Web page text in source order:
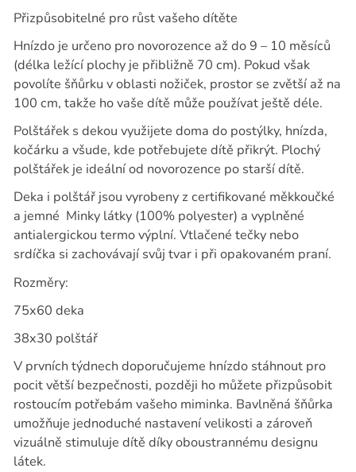
Přizpůsobitelné pro růst vašeho dítěte
Hnízdo je určeno pro novorozence až do 9 – 10 měsíců
(délka ležící plochy je přibližně 70 cm). Pokud však
povolíte šňůrku v oblasti nožiček, prostor se zvětší až na
100 cm, takže ho vaše dítě může používat ještě déle.
Polštářek s dekou využijete doma do postýlky, hnízda,
kočárku a všude, kde potřebujete dítě přikrýt. Plochý
polštářek je ideální od novorozence po starší dítě.
Deka i polštář jsou vyrobeny z certifikované měkkoučké
a jemné Minky látky (100% polyester) a vyplněné
antialergickou termo výplní. Vtlačené tečky nebo
srdíčka si zachovávají svůj tvar i při opakovaném praní.
Rozměry:
75x60 deka
38x30 polštář
V prvních týdnech doporučujeme hnízdo stáhnout pro
pocit větší bezpečnosti, později ho můžete přizpůsobit
rostoucím potřebám vašeho miminka. Bavlněná šňůrka
umožňuje jednoduché nastavení velikosti a zároveň
vizuálně stimuluje dítě díky oboustrannému designu
látek.